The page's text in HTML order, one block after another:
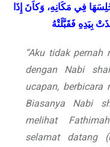
فِي مَكَانِهِ، وَكاَنَ إِذَا
بِيَدِهِ فَقَبَّلَتْهُ
“Aku tidak
dengan Nabi
ucapan, berbicara
Biasanya Nabi
melihat
selamat datang